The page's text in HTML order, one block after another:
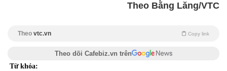
Theo Bằng Lăng/VTC
Theo vtc.vn Copy link
Theo dõi Cafebiz.vn trên
Từ khóa: